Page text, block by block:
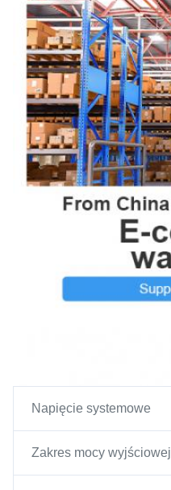
Napięcie systemowe
Zakres mocy wyjściowej